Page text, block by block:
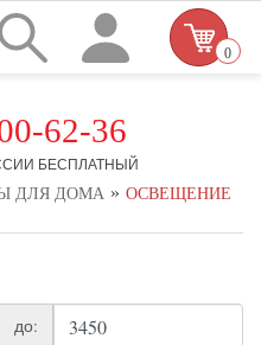
62-36
БЕСПЛАТНЫЙ
0
ДЛЯ ДОМА » ОСВЕЩЕНИЕ
до: